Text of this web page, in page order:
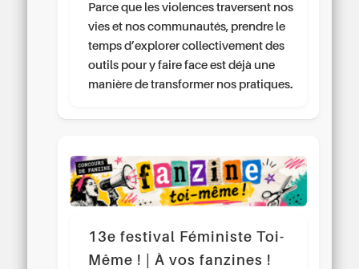
Parce que les violences traversent nos
vies et nos communautés, prendre le
temps d’explorer collectivement des
outils pour y faire face est déjà une
manière de transformer nos pratiques.
13e festival Féministe Toi-
Même ! | À vos fanzines !